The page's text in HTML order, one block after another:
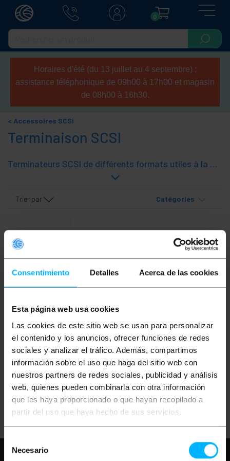
Consentimiento Detalles Acerca de las cookies
Esta página web usa cookies
Las cookies de este sitio web se usan para personalizar
el contenido y los anuncios, ofrecer funciones de redes
sociales y analizar el tráfico. Además, compartimos
información sobre el uso que haga del sitio web con
nuestros partners de redes sociales, publicidad y análisis
web, quienes pueden combinarla con otra información
que les haya proporcionado o que hayan recopilado a
partir del uso que haya hecho de sus servicios.
Selección
Necesario
0
Horaires d'été (du 13 juillet au 4 septembre) :
assistance téléphonique de 09h00 à 17h00 et magasin
de 08h00 à 16h30.
Accessoires SCSI
Terminaison SCSI
Terminateurs SCSI de différents formats utiles à la fin de la chaîne SCSI périphérique. Certains périphériques intègrent déjà terminaison sur le dispositif lui-même et n'ont pas besoin de cette terminaison, mais quand il est incorporé est essentiel de s'en servir pour éviter les erreurs.
Trier par Catégories
OUTLET20%
BEMATIK
Terminator
SCSI LVD/SE interne
(HD68H)
PVP
0,65
0,52€
0,52€ VAT inc.
PVD
0,57
0,46€
Livraison immédiateREF: SS078
Quantité
Besoin d'aide?